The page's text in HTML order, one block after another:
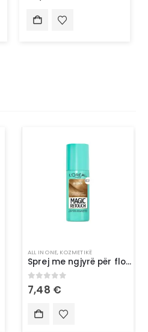
ALL IN ONE, KOZMETIKË
Sprej me ngjyrë për flokë-L’Oréal Paris Magic Retouch 5 Light Blonde
0 out of 5
7,48 €